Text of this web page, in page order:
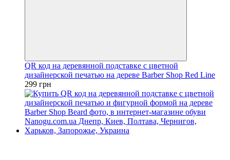
QR код на деревянной подставке с цветной
дизайнерской печатью на дереве Barber Shop Red Line
299 грн